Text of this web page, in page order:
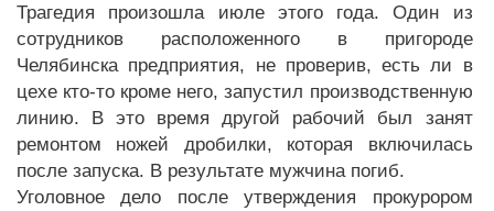
Трагедия произошла июле этого года. Один из
сотрудников расположенного в пригороде
Челябинска предприятия, не проверив, есть ли в
цехе кто-то кроме него, запустил производственную
линию. В это время другой рабочий был занят
ремонтом ножей дробилки, которая включилась
после запуска. В результате мужчина погиб.
Уголовное дело после утверждения прокурором